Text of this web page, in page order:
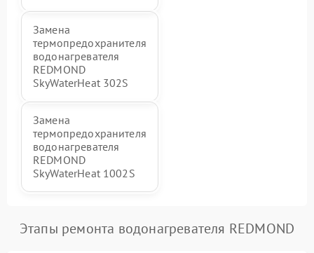
Замена
термопредохранителя
водонагревателя
REDMOND
SkyWaterHeat 302S
Замена
термопредохранителя
водонагревателя
REDMOND
SkyWaterHeat 1002S
Этапы ремонта водонагревателя REDMOND